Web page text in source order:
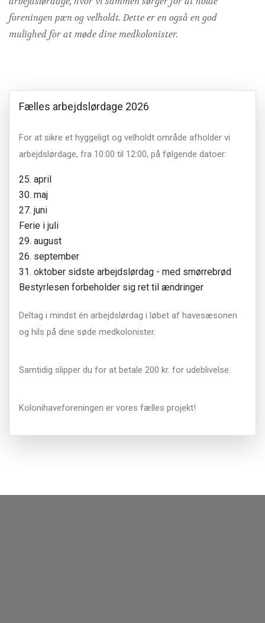
foreningen pæn og velholdt. Dette er en også en god
mulighed for at møde dine medkolonister.
Fælles arbejdslørdage 2026
For at sikre et hyggeligt og velholdt område afholder vi
arbejdslørdage, fra 10:00 til 12:00, på følgende datoer:
25. april
30. maj
27. juni
Ferie i juli
29. august
26. september
31. oktober sidste arbejdslørdag - med smørrebrød
Bestyrlesen forbeholder sig ret til ændringer
Deltag i mindst én arbejdslørdag i løbet af havesæsonen
og hils på dine søde medkolonister.
Samtidig slipper du for at betale 200 kr. for udeblivelse.
Kolonihaveforeningen er vores fælles projekt!